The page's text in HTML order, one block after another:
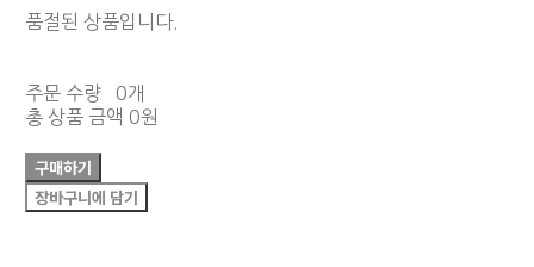
품절된 상품입니다.
주문 수량
0개
총 상품 금액 0원
구매하기
장바구니에 담기